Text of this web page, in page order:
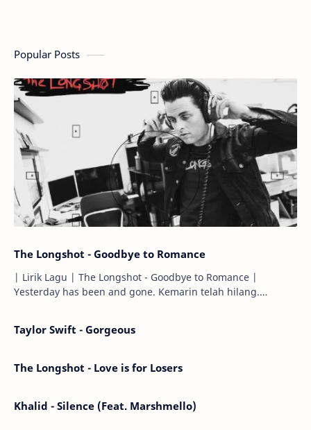
Popular Posts
The Longshot - Goodbye to Romance
| Lirik Lagu | The Longshot - Goodbye to Romance |
Yesterday has been and gone. Kemarin telah hilang.
Taylor Swift - Gorgeous
The Longshot - Love is for Losers
Khalid - Silence (Feat. Marshmello)